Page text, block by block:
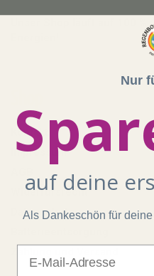
Unser Shop läuft auf 100
Kontakt
Impressum
Widerrufsrecht
Datenschutz
Nur
auf deine
Als Dankeschön für